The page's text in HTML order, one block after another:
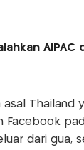
AIPAC
Thailand
Facebook
dari gua,